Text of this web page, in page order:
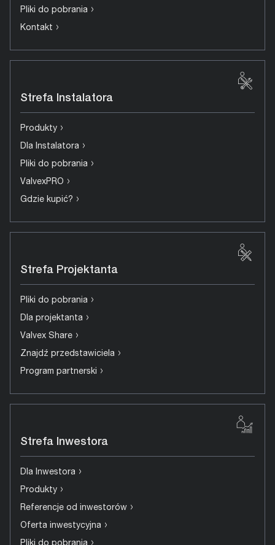
Pliki do pobrania ›
Kontakt ›
Strefa Instalatora
Produkty ›
Dla Instalatora ›
Pliki do pobrania ›
ValvexPRO ›
Gdzie kupić? ›
Strefa Projektanta
Pliki do pobrania ›
Dla projektanta ›
Valvex Share ›
Znajdź przedstawiciela ›
Program partnerski ›
Strefa Inwestora
Dla Inwestora ›
Produkty ›
Referencje od inwestorów ›
Oferta inwestycyjna ›